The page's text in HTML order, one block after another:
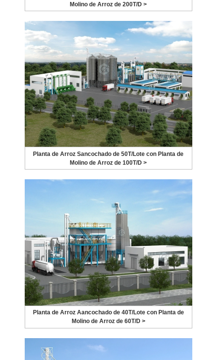
Molino de Arroz de 200T/D >
Planta de Arroz Sancochado de 50T/Lote con Planta de
Molino de Arroz de 100T/D >
Planta de Arroz Aancochado de 40T/Lote con Planta de
Molino de Arroz de 60T/D >